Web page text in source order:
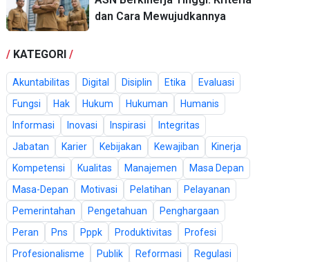
dan Cara Mewujudkannya
/ KATEGORI /
Akuntabilitas Digital Disiplin Etika
Evaluasi
Fungsi
Hak Hukum Hukuman
Humanis
Informasi
Inovasi Inspirasi
Integritas
Jabatan
Karier Kebijakan Kewajiban
Kinerja
Kompetensi
Kualitas Manajemen
Masa Depan
Masa-Depan
Motivasi Pelatihan
Pelayanan
Pemerintahan
Pengetahuan
Penghargaan
Peran
Pns Pppk Produktivitas
Profesi
Profesionalisme
Publik Reformasi
Regulasi